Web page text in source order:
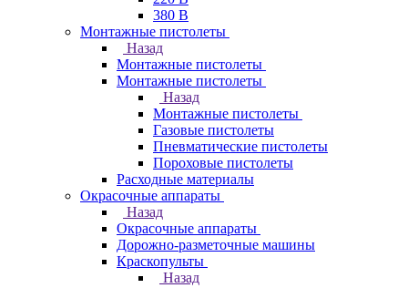
380 В
Монтажные пистолеты
Назад
Монтажные пистолеты
Монтажные пистолеты
Назад
Монтажные пистолеты
Газовые пистолеты
Пневматические пистолеты
Пороховые пистолеты
Расходные материалы
Окрасочные аппараты
Назад
Окрасочные аппараты
Дорожно-разметочные машины
Краскопульты
Назад